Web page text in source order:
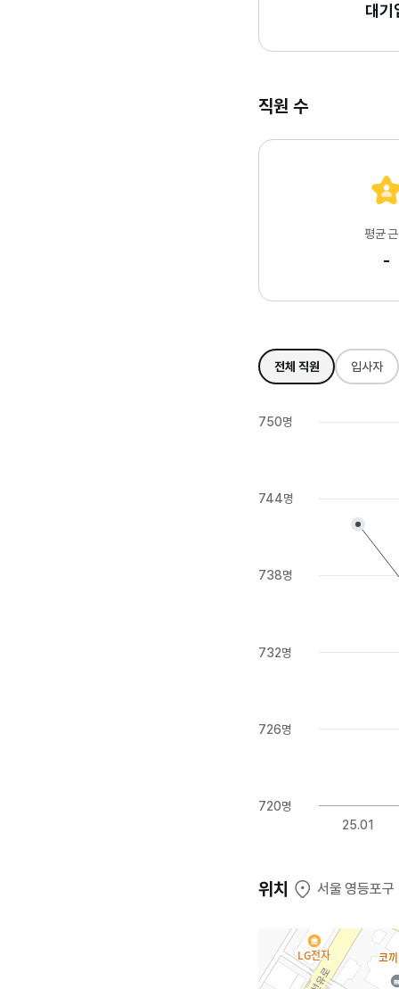
대기
직원 수
평균
-
전체 직원 입사자
750명
744명
738명
732명
726명
720명
25.01
위치 서울 영등포